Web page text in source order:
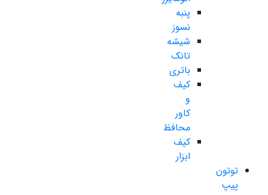
پنبه
نسوز
شیشه
تانک
باتری
کیف
و
کاور
محافظ
کیف
ابزار
توتون
پیپ